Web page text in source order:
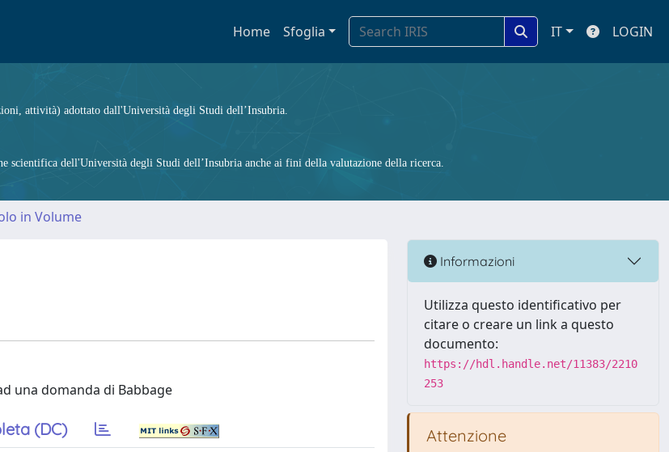
Home Sfoglia IT LOGIN
attività) adottato dall'Università degli Studi dell’Insubria.
scientifica dell'Università degli Studi dell’Insubria anche ai fini della valutazione della ricerca.
in Volume
una domanda di Babbage
(DC)
Informazioni
Utilizza questo identificativo per
citare o creare un link a questo
documento:
https://hdl.handle.net/11383/2210
253
Attenzione